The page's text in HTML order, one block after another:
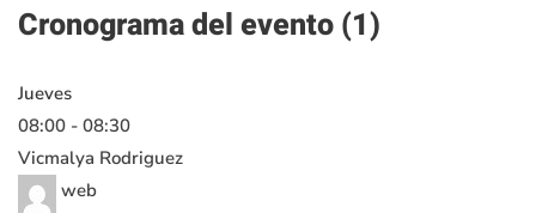
Cronograma del evento (1)
Jueves
08:00 - 08:30
Vicmalya Rodriguez
web